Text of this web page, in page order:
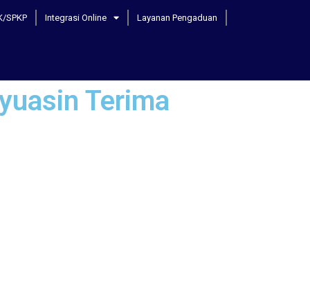
SPKP Integrasi Online Layanan Pengaduan
Terima